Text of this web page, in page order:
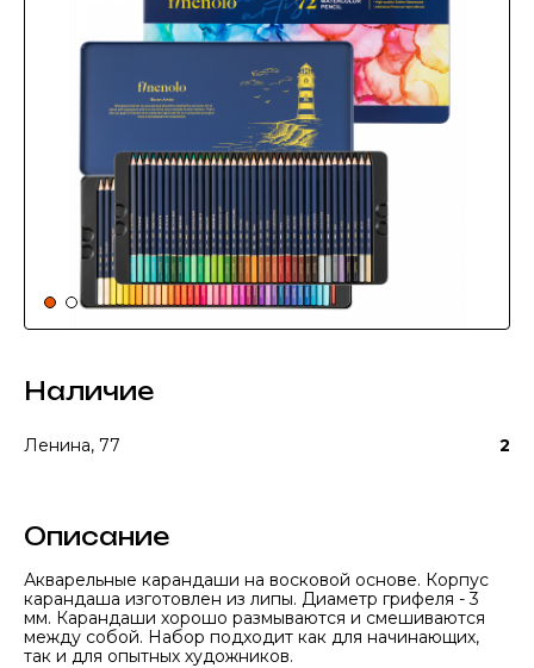
Наличие
Ленина, 77 2
Описание
Акварельные карандаши на восковой основе. Корпус
карандаша изготовлен из липы. Диаметр грифеля - 3
мм. Карандаши хорошо размываются и смешиваются
между собой. Набор подходит как для начинающих,
так и для опытных художников.